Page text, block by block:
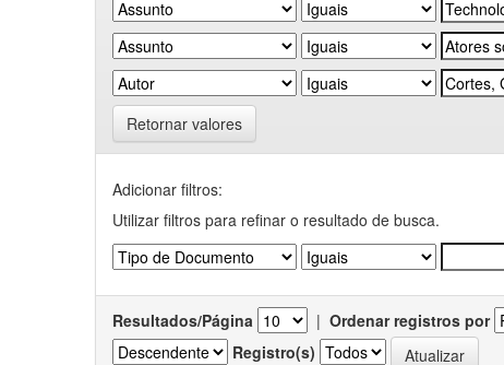
Retornar valores
Adicionar filtros:
Utilizar filtros para refinar o resultado de busca.
Resultados/Página | Ordenar registros por
Registro(s)